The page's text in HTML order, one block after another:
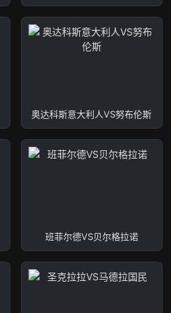
奥达科斯意大利人VS努布伦斯
班菲尔德VS贝尔格拉诺